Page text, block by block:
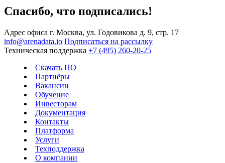
Спасибо, что подписались!
Адрес офиса г. Москва, ул. Годовикова д. 9, стр. 17
info@arenadata.io Подписаться на рассылку
Техническая поддержка +7 (495) 260-20-25
Скачать ПО
Партнёры
Вакансии
Обучение
Инвесторам
Документация
Контакты
Платформа
Услуги
Техподдержка
О компании